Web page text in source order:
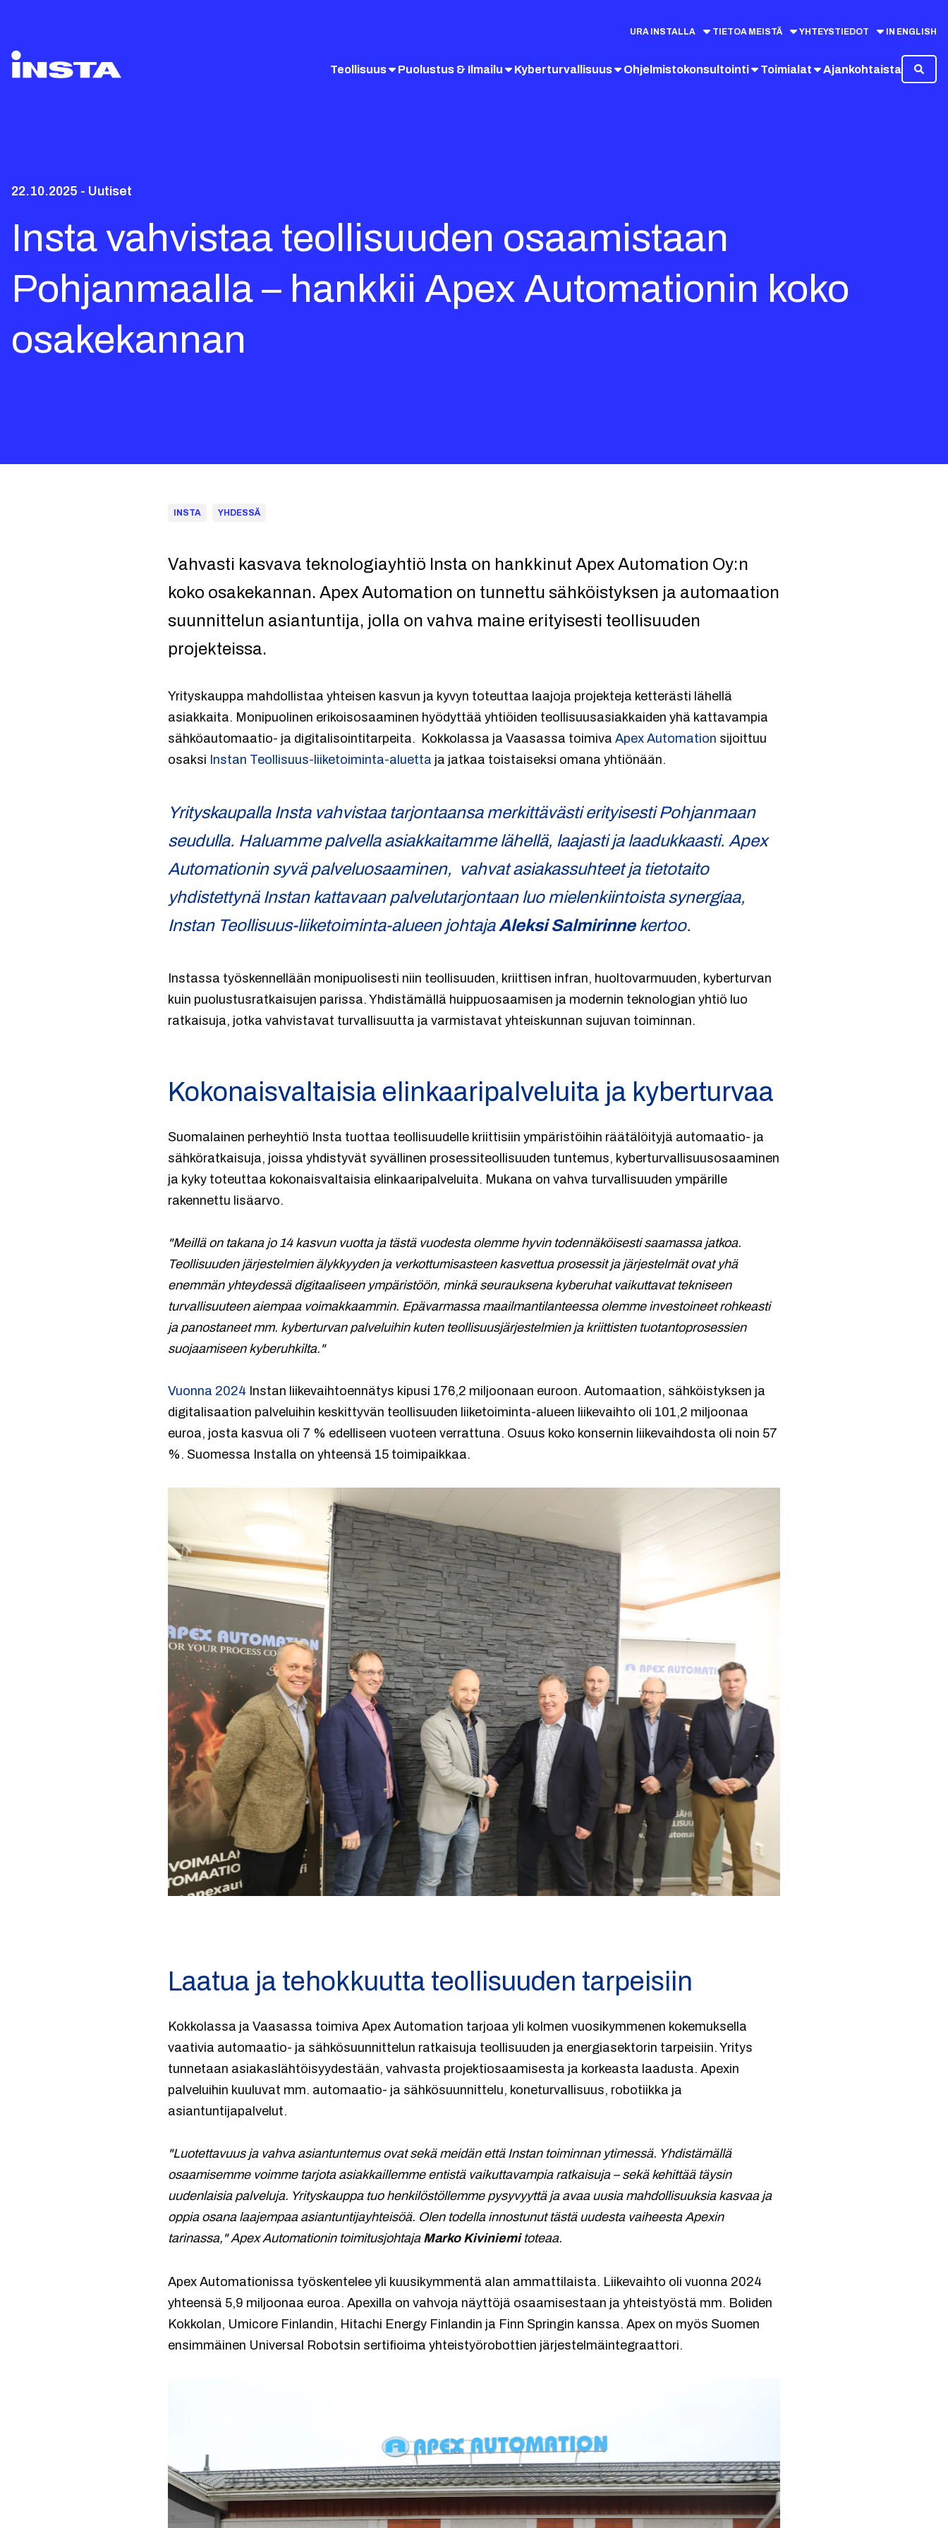
URA INSTALLA TIETOA MEISTÄ YHTEYSTIEDOT IN ENGLISH
Teollisuus Puolustus & Ilmailu Kyberturvallisuus Ohjelmistokonsultointi Toimialat Ajankohtaista
22.10.2025 - Uutiset
Insta vahvistaa teollisuuden osaamistaan
Pohjanmaalla – hankkii Apex Automationin koko
osakekannan
INSTA YHDESSÄ
Vahvasti kasvava teknologiayhtiö Insta on hankkinut Apex Automation Oy:n
koko osakekannan. Apex Automation on tunnettu sähköistyksen ja automaation
suunnittelun asiantuntija, jolla on vahva maine erityisesti teollisuuden
projekteissa.
Yrityskauppa mahdollistaa yhteisen kasvun ja kyvyn toteuttaa laajoja projekteja ketterästi lähellä
asiakkaita. Monipuolinen erikoisosaaminen hyödyttää yhtiöiden teollisuusasiakkaiden yhä kattavampia
sähköautomaatio- ja digitalisointitarpeita. Kokkolassa ja Vaasassa toimiva Apex Automation sijoittuu
osaksi Instan Teollisuus-liiketoiminta-aluetta ja jatkaa toistaiseksi omana yhtiönään.
Yrityskaupalla Insta vahvistaa tarjontaansa merkittävästi erityisesti Pohjanmaan
seudulla. Haluamme palvella asiakkaitamme lähellä, laajasti ja laadukkaasti. Apex
Automationin syvä palveluosaaminen, vahvat asiakassuhteet ja tietotaito
yhdistettynä Instan kattavaan palvelutarjontaan luo mielenkiintoista synergiaa,
Instan Teollisuus-liiketoiminta-alueen johtajaAleksi Salmirinnekertoo.
Instassa työskennellään monipuolisesti niin teollisuuden, kriittisen infran, huoltovarmuuden, kyberturvan
kuin puolustusratkaisujen parissa. Yhdistämällä huippuosaamisen ja modernin teknologian yhtiö luo
ratkaisuja, jotka vahvistavat turvallisuutta ja varmistavat yhteiskunnan sujuvan toiminnan.
Kokonaisvaltaisia elinkaaripalveluita ja kyberturvaa
Suomalainen perheyhtiö Insta tuottaa teollisuudelle kriittisiin ympäristöihin räätälöityjä automaatio- ja
sähköratkaisuja, joissa yhdistyvät syvällinen prosessiteollisuuden tuntemus, kyberturvallisuusosaaminen
ja kyky toteuttaa kokonaisvaltaisia elinkaaripalveluita. Mukana on vahva turvallisuuden ympärille
rakennettu lisäarvo.
"Meillä on takana jo 14 kasvun vuotta ja tästä vuodesta olemme hyvin todennäköisesti saamassa jatkoa.
Teollisuuden järjestelmien älykkyyden ja verkottumisasteen kasvettua prosessit ja järjestelmät ovat yhä
enemmän yhteydessä digitaaliseen ympäristöön, minkä seurauksena kyberuhat vaikuttavat tekniseen
turvallisuuteen aiempaa voimakkaammin. Epävarmassa maailmantilanteessa olemme investoineet rohkeasti
ja panostaneet mm. kyberturvan palveluihin kuten teollisuusjärjestelmien ja kriittisten tuotantoprosessien
suojaamiseen kyberuhkilta."
Vuonna 2024 Instan liikevaihtoennätys kipusi 176,2 miljoonaan euroon. Automaation, sähköistyksen ja
digitalisaation palveluihin keskittyvän teollisuuden liiketoiminta-alueen liikevaihto oli 101,2 miljoonaa
euroa, josta kasvua oli 7 % edelliseen vuoteen verrattuna. Osuus koko konsernin liikevaihdosta oli noin 57
%. Suomessa Installa on yhteensä 15 toimipaikkaa.
Laatua ja tehokkuutta teollisuuden tarpeisiin
Kokkolassa ja Vaasassa toimiva Apex Automation tarjoaa yli kolmen vuosikymmenen kokemuksella
vaativia automaatio- ja sähkösuunnittelun ratkaisuja teollisuuden ja energiasektorin tarpeisiin. Yritys
tunnetaan asiakaslähtöisyydestään, vahvasta projektiosaamisesta ja korkeasta laadusta. Apexin
palveluihin kuuluvat mm. automaatio- ja sähkösuunnittelu, koneturvallisuus, robotiikka ja
asiantuntijapalvelut.
"Luotettavuus ja vahva asiantuntemus ovat sekä meidän että Instan toiminnan ytimessä. Yhdistämällä
osaamisemme voimme tarjota asiakkaillemme entistä vaikuttavampia ratkaisuja – sekä kehittää täysin
uudenlaisia palveluja. Yrityskauppa tuo henkilöstöllemme pysyvyyttä ja avaa uusia mahdollisuuksia kasvaa ja
oppia osana laajempaa asiantuntijayhteisöä. Olen todella innostunut tästä uudesta vaiheesta Apexin
tarinassa," Apex Automationin toimitusjohtaja Marko Kiviniemitoteaa.
Apex Automationissa työskentelee yli kuusikymmentä alan ammattilaista. Liikevaihto oli vuonna 2024
yhteensä 5,9 miljoonaa euroa. Apexilla on vahvoja näyttöjä osaamisestaan ja yhteistyöstä mm. Boliden
Kokkolan, Umicore Finlandin, Hitachi Energy Finlandin ja Finn Springin kanssa. Apex on myös Suomen
ensimmäinen Universal Robotsin sertifioima yhteistyörobottien järjestelmäintegraattori.